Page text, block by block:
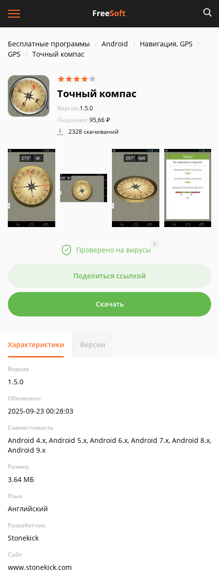
Бесплатные программы Android
Навигация, GPS
GPS
Точный компас
Точный компас
Версия:1.5.0
Лицензия: 95,66 ₽
2328 скачиваний
Проверено на вирусы
?
Поделиться ссылкой
Скачать
Характеристики Версии
Версия
1.5.0
Обновлено
2025-09-23 00:28:03
Совместимость
Android 4.x, Android 5.x, Android 6.x, Android 7.x, Android 8.x,
Android 9.x
Размер
3.64 МБ
Язык
Английский
Разработчик
Stonekick
Сайт
www.stonekick.com